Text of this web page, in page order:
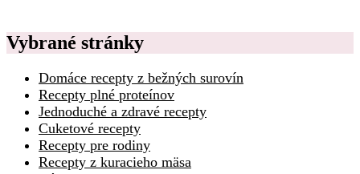
Vybrané stránky
Domáce recepty z bežných surovín
Recepty plné proteínov
Jednoduché a zdravé recepty
Cuketové recepty
Recepty pre rodiny
Recepty z kuracieho mäsa